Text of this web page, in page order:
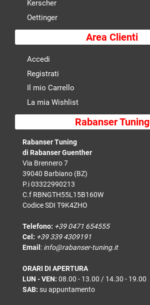
Kerscher
Oettinger
Area Clienti
Accedi
Registrati
Il mio Carrello
La mia Wishlist
Rabanser Tuning
Rabanser Tuning
di Rabanser Guenther
Via Brennero 7
39040 Barbiano (BZ)
P.i 03322990213
C.f RBNGTH55L15B160W
Codice SDI T9K4ZHO
Telefono: +39 0471 654555
Cel: +39 339 4309191
Email : info@rabanser-tuning.it
ORARI DI APERTURA
LUN - VEN: 08.00 - 13.00 / 14.30 - 19.00
SAB: su appuntamento